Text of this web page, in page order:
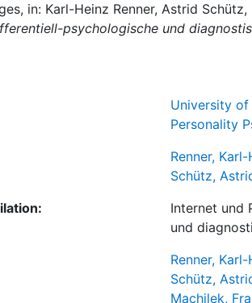
in: Karl-Heinz Renner, Astrid
psychologische und
University of
Personality
Renner, Karl-
Schütz,
Internet und
und
Renner, Karl-
Schütz,
Machilek,